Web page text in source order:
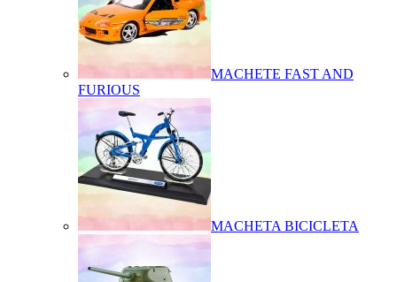
MACHETE FAST AND
FURIOUS
MACHETA BICICLETA